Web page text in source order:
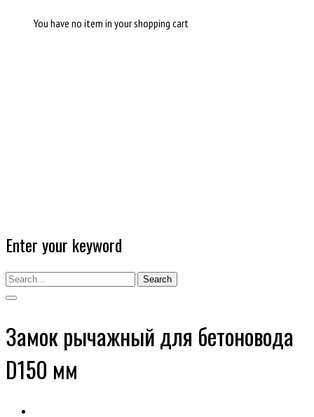
You have no item in your shopping cart
Enter your keyword
Search
Замок рычажный для бетоновода
D150 мм